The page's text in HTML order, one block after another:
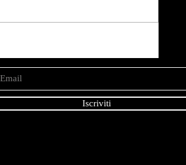
Iscriviti